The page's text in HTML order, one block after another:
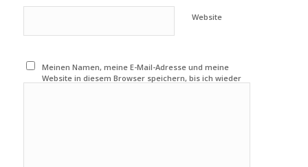
Website
Meinen Namen, meine E-Mail-Adresse und meine
Website in diesem Browser speichern, bis ich wieder